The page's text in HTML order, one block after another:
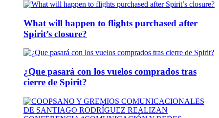
What will happen to flights purchased after
Spirit’s closure?
¿Que pasará con los vuelos comprados tras
cierre de Spirit?